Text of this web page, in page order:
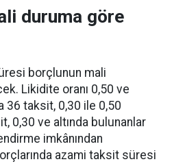
duruma göre
borçlunun mali
Likidite oranı 0,50 ve
36 taksit, 0,30 ile 0,50
0,30 ve altında bulunanlar
imkânından
azami taksit süresi